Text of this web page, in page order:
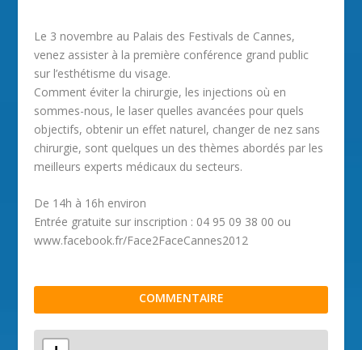
Le 3 novembre au Palais des Festivals de Cannes,
venez assister à la première conférence grand public
sur l’esthétisme du visage.
Comment éviter la chirurgie, les injections où en
sommes-nous, le laser quelles avancées pour quels
objectifs, obtenir un effet naturel, changer de nez sans
chirurgie, sont quelques un des thèmes abordés par les
meilleurs experts médicaux du secteurs.
De 14h à 16h environ
Entrée gratuite sur inscription : 04 95 09 38 00 ou
www.facebook.fr/Face2FaceCannes2012
COMMENTAIRE